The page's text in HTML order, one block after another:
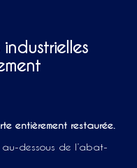
entièrement restaurée.
au-dessous de l’abat-